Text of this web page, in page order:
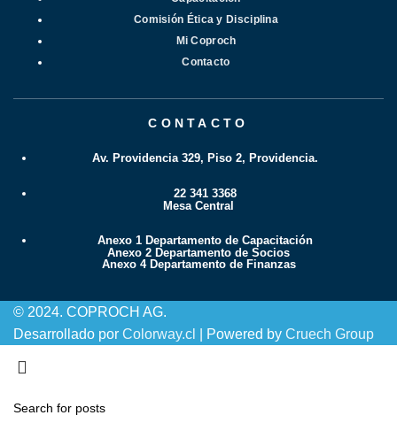
Comisión Ética y Disciplina
Mi Coproch
Contacto
CONTACTO
Av. Providencia 329, Piso 2, Providencia.
22 341 3368
Mesa Central
Anexo 1 Departamento de Capacitación
Anexo 2 Departamento de Socios
Anexo 4 Departamento de Finanzas
© 2024. COPROCH AG.
Desarrollado por Colorway.cl | Powered by Cruech Group